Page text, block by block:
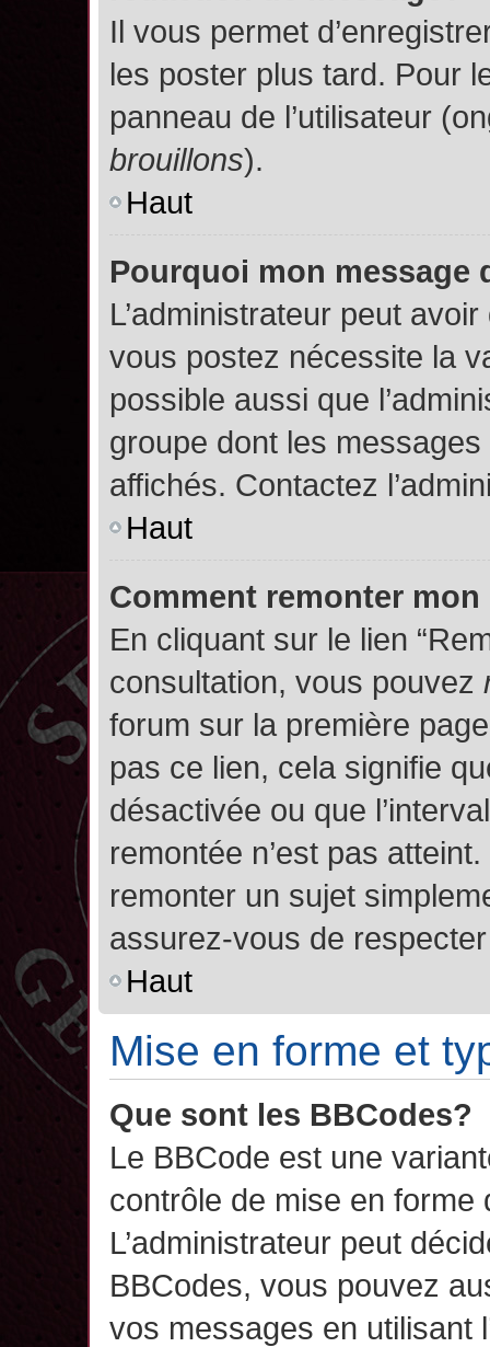
Il vous permet
les poster plus tard. Pour
panneau de l’utilisateur
brouillons).
Haut
Pourquoi mon message
L’administrateur peut
vous postez nécessite la
possible aussi que
groupe dont les
affichés. Contactez
Haut
Comment remonter
En cliquant sur le lien
consultation, vous pouvez
forum sur la première
pas ce lien, cela signifie
désactivée ou que
remontée n’est pas
remonter un sujet
assurez-vous de
Haut
Mise en forme et
Que sont les BBCodes?
Le BBCode est une
contrôle de mise en forme
L’administrateur peut
BBCodes, vous pouvez
vos messages en utilisant